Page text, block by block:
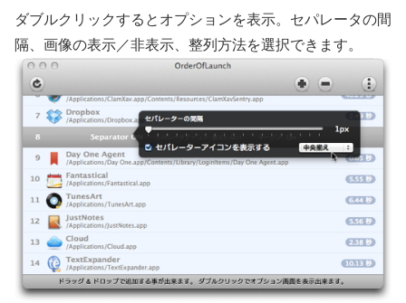
ダブルクリックするとオプションを表示。セパレータの間
隔、画像の表示／非表示、整列方法を選択できます。